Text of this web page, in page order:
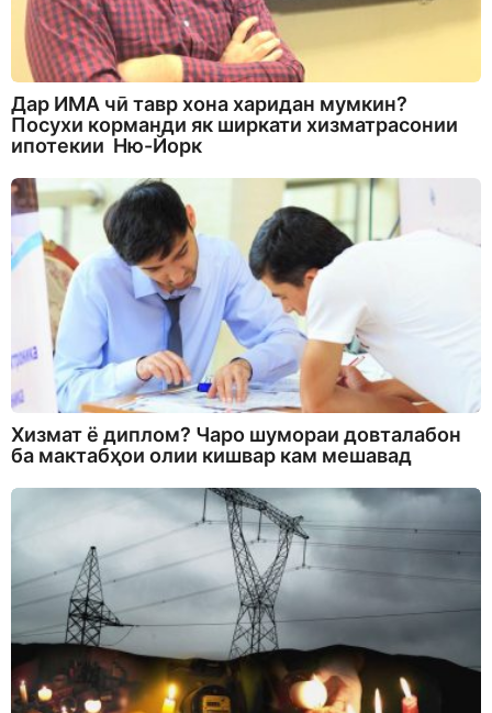
Дар ИМА чӣ тавр хона харидан мумкин?
Посухи корманди як ширкати хизматрасонии
ипотекии Ню-Йорк
Хизмат ё диплом? Чаро шумораи довталабон
ба мактабҳои олии кишвар кам мешавад